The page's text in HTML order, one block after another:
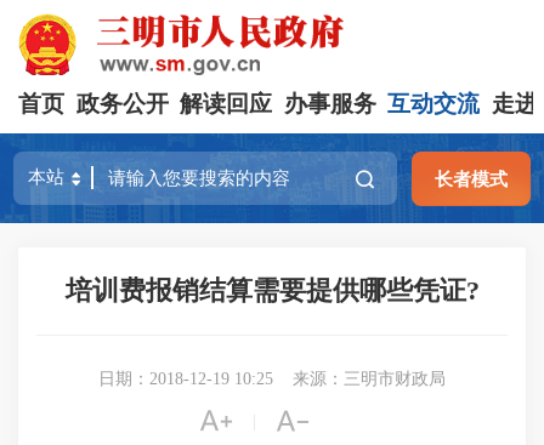
首页 政务公开 解读回应 办事服务 互动交流 走进
长者模式
培训费报销结算需要提供哪些凭证?
日期：2018-12-19 10:25 来源：三明市财政局
 